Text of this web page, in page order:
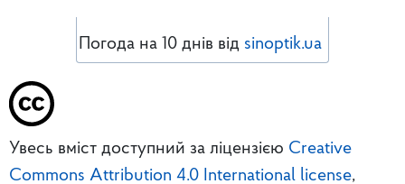
Погода на 10 днів від sinoptik.ua
Увесь вміст доступний за ліцензією Creative
Commons Attribution 4.0 International license,